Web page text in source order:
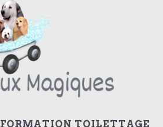
FORMATION TOILETTAGE